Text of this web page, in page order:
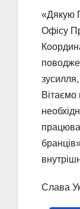
«Дякую
Офісу
Слава